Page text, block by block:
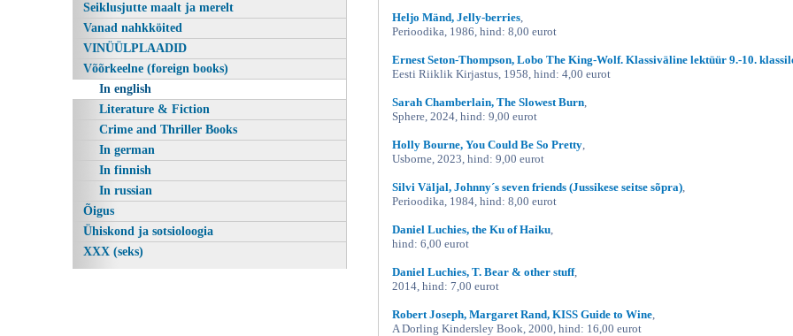
Seiklusjutte maalt ja merelt
Vanad nahkköited
VINÜÜLPLAADID
Võõrkeelne (foreign books)
In english
Literature & Fiction
Crime and Thriller Books
In german
In finnish
In russian
Õigus
Ühiskond ja sotsioloogia
XXX (seks)
Heljo Mänd, Jelly-berries
Perioodika, 1986, hind: 8,00 eurot
Ernest Seton-Thompson, Lobo The King-Wolf. Klassiväline lektüür 9.-10.
Eesti Riiklik Kirjastus, 1958, hind: 4,00 eurot
Sarah Chamberlain, The Slowest Burn
Sphere, 2024, hind: 9,00 eurot
Holly Bourne, You Could Be So Pretty
Usborne, 2023, hind: 9,00 eurot
Silvi Väljal, Johnny´s seven friends (Jussikese seitse sõpra)
Perioodika, 1984, hind: 8,00 eurot
Daniel Luchies, the Ku of Haiku
hind: 6,00 eurot
Daniel Luchies, T. Bear & other stuff,
2014, hind: 7,00 eurot
Robert Joseph, Margaret Rand, KISS Guide to Wine
A Dorling Kindersley Book, 2000, hind: 16,00 eurot